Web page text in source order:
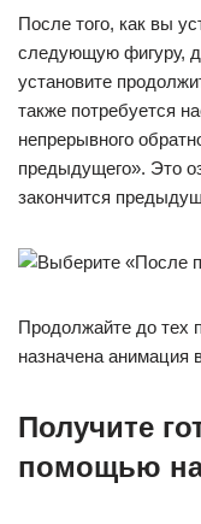
После того, как вы
следующую фигуру,
установите
также потребуется
непрерывного
предыдущего». Это
закончится
Продолжайте до тех
назначена анимация
Получите
помощью